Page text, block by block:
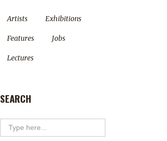
Artists Exhibitions
Features Jobs
Lectures
SEARCH